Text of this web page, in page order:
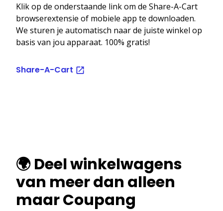
Klik op de onderstaande link om de Share-A-Cart
browserextensie of mobiele app te downloaden.
We sturen je automatisch naar de juiste winkel op
basis van jou apparaat. 100% gratis!
Share-A-Cart
🌍 Deel winkelwagens
van meer dan alleen
maar Coupang